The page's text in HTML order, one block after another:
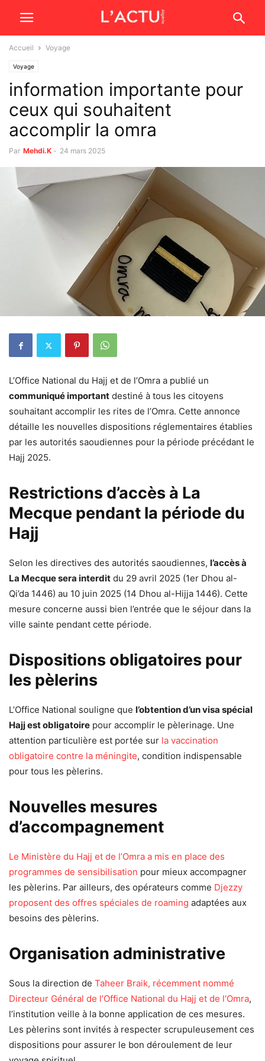
Accueil Voyage
Voyage
information importante pour
ceux qui souhaitent
accomplir la omra
Par Mehdi.K - 24 mars 2025
L’Office National du Hajj et de l’Omra a publié un
communiqué important destiné à tous les citoyens
souhaitant accomplir les rites de l’Omra. Cette annonce
détaille les nouvelles dispositions réglementaires établies
par les autorités saoudiennes pour la période précédant le
Hajj 2025.
Restrictions d’accès à La
Mecque pendant la période du
Hajj
Selon les directives des autorités saoudiennes, l’accès à
La Mecque sera interdit du 29 avril 2025 (1er Dhou al-
Qi’da 1446) au 10 juin 2025 (14 Dhou al-Hijja 1446). Cette
mesure concerne aussi bien l’entrée que le séjour dans la
ville sainte pendant cette période.
Dispositions obligatoires pour
les pèlerins
L’Office National souligne que l’obtention d’un visa spécial
Hajj est obligatoire pour accomplir le pèlerinage. Une
attention particulière est portée sur la vaccination
obligatoire contre la méningite, condition indispensable
pour tous les pèlerins.
Nouvelles mesures
d’accompagnement
Le Ministère du Hajj et de l’Omra a mis en place des
programmes de sensibilisation pour mieux accompagner
les pèlerins. Par ailleurs, des opérateurs comme Djezzy
proposent des offres spéciales de roaming adaptées aux
besoins des pèlerins.
Organisation administrative
Sous la direction de Taheer Braik, récemment nommé
Directeur Général de l’Office National du Hajj et de l’Omra,
l’institution veille à la bonne application de ces mesures.
Les pèlerins sont invités à respecter scrupuleusement ces
dispositions pour assurer le bon déroulement de leur